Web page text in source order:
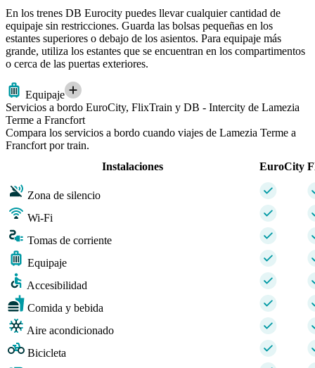
En los trenes DB Eurocity puedes llevar cualquier cantidad de
equipaje sin restricciones. Guarda las bolsas pequeñas en los
estantes superiores o debajo de los asientos. Para equipaje más
grande, utiliza los estantes que se encuentran en los compartimentos
o cerca de las puertas exteriores.
Equipaje
Servicios a bordo EuroCity, FlixTrain y DB - Intercity de Lamezia
Terme a Francfort
Compara los servicios a bordo cuando viajes de Lamezia Terme a
Francfort por train.
Instalaciones
EuroCity
Zona de silencio
Wi-Fi
Tomas de corriente
Equipaje
Accesibilidad
Comida y bebida
Aire acondicionado
Bicicleta